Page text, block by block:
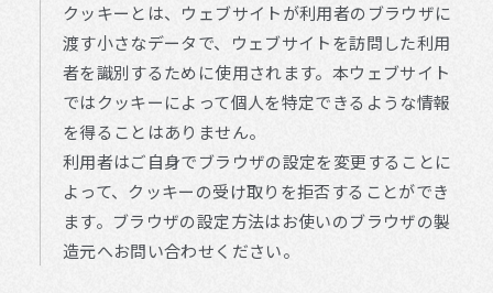
クッキーとは、ウェブサイトが利用者のブラウザに
渡す小さなデータで、ウェブサイトを訪問した利用
者を識別するために使用されます。本ウェブサイト
ではクッキーによって個人を特定できるような情報
を得ることはありません。
利用者はご自身でブラウザの設定を変更することに
よって、クッキーの受け取りを拒否することができ
ます。ブラウザの設定方法はお使いのブラウザの製
造元へお問い合わせください。